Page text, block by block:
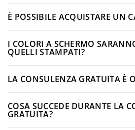
È POSSIBILE ACQUISTARE UN
I COLORI A SCHERMO
QUELLI STAMPATI?
LA CONSULENZA GRATUITA È
COSA SUCCEDE DURANTE LA
GRATUITA?